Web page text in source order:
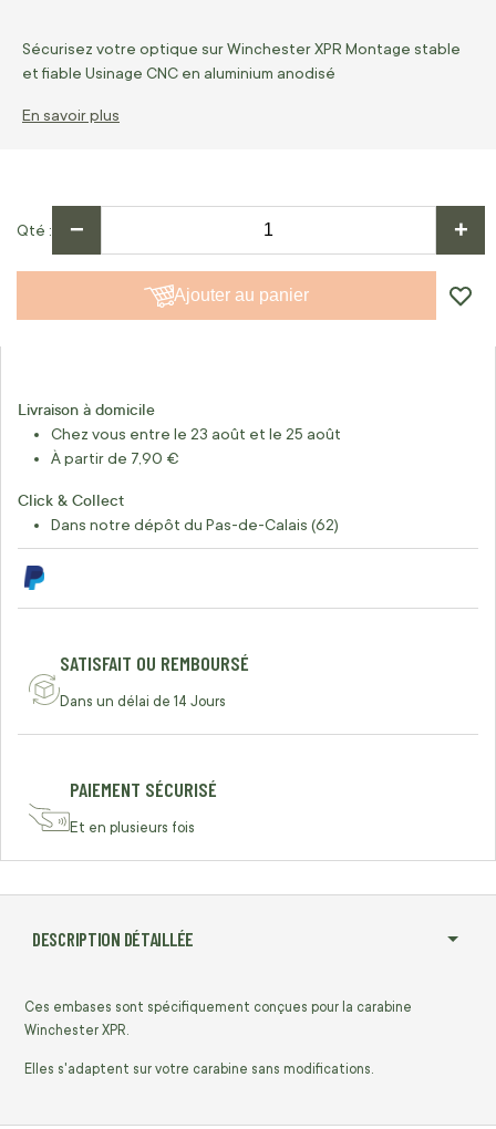
Sécurisez votre optique sur Winchester XPR Montage stable
et fiable Usinage CNC en aluminium anodisé
En savoir plus
Qté − +
Ajouter au panier
Livraison à domicile
Chez vous entre le 23 août et le 25 août
À partir de 7,90 €
Click & Collect
Dans notre dépôt du Pas-de-Calais (62)
SATISFAIT OU REMBOURSÉ
Dans un délai de 14 Jours
PAIEMENT SÉCURISÉ
Et en plusieurs fois
DESCRIPTION DÉTAILLÉE
Ces embases sont spécifiquement conçues pour la carabine
Winchester XPR.
Elles s'adaptent sur votre carabine sans modifications.